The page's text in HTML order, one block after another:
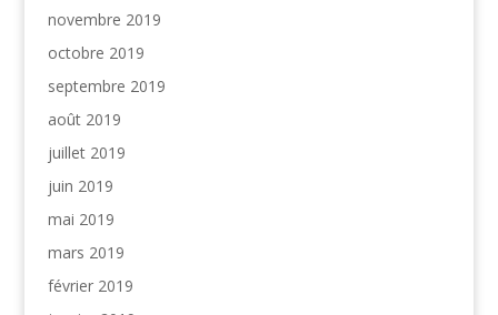
novembre 2019
octobre 2019
septembre 2019
août 2019
juillet 2019
juin 2019
mai 2019
mars 2019
février 2019